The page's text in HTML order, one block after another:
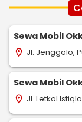
Sewa Mobil
location_on Jl. Jenggolo,
Sewa Mobil
location_on Jl. Letkol